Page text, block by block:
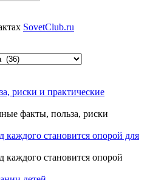
SovetClub.ru
риски и практические
факты, польза, риски
становится опорой для
становится опорой